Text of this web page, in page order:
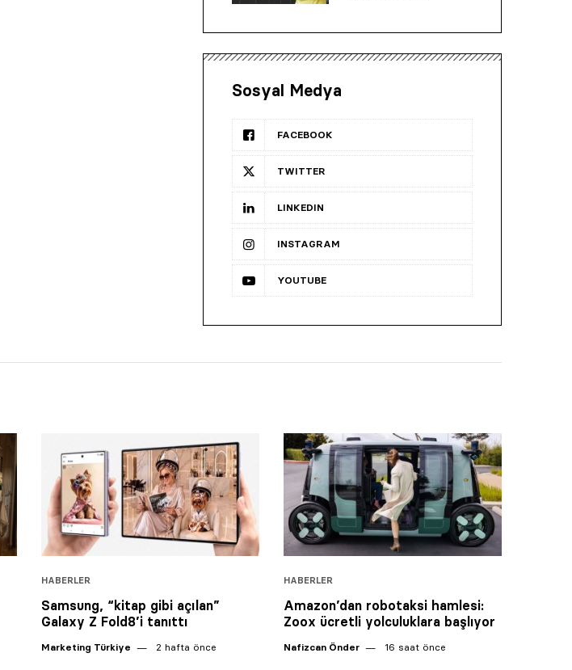
Sosyal Medya
FACEBOOK
TWITTER
LINKEDIN
INSTAGRAM
YOUTUBE
HABERLER
Samsung, “kitap gibi açılan”
Galaxy Z Fold8’i tanıttı
Marketing Türkiye 2 hafta önce
HABERLER
Amazon’dan robotaksi hamlesi:
Zoox ücretli yolculuklara başlıyor
Nafizcan Önder 16 saat önce